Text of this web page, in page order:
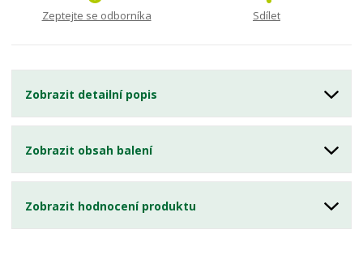
Zeptejte se odborníka Sdílet
Zobrazit detailní popis
Zobrazit obsah balení
Zobrazit hodnocení produktu